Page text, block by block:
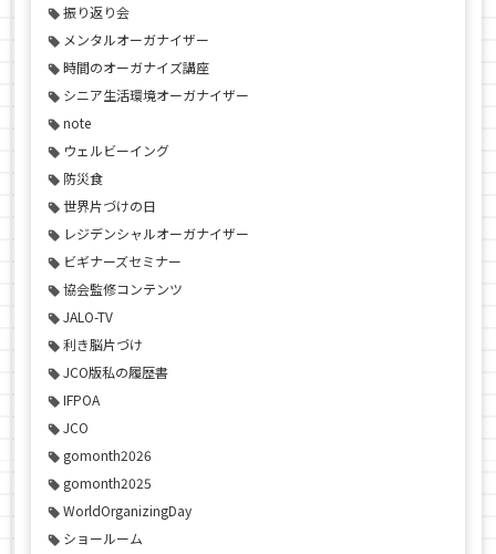
振り返り会
メンタルオーガナイザー
時間のオーガナイズ講座
シニア生活環境オーガナイザー
note
ウェルビーイング
防災食
世界片づけの日
レジデンシャルオーガナイザー
ビギナーズセミナー
協会監修コンテンツ
JALO-TV
利き脳片づけ
JCO版私の履歴書
IFPOA
JCO
gomonth2026
gomonth2025
WorldOrganizingDay
ショールーム